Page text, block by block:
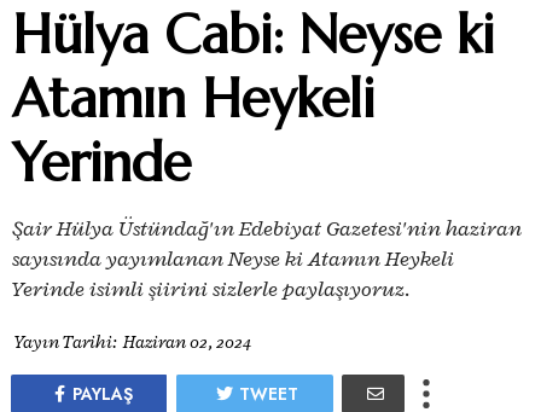
Hülya Cabi: Neyse ki
Atamın Heykeli
Yerinde
Şair Hülya Üstündağ'ın Edebiyat Gazetesi'nin haziran
sayısında yayımlanan Neyse ki Atamın Heykeli
Yerinde isimli şiirini sizlerle paylaşıyoruz.
Yayın Tarihi: Haziran 02, 2024
PAYLAŞ TWEET